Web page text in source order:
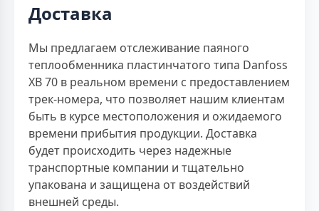
Доставка
Мы предлагаем отслеживание паяного
теплообменника пластинчатого типа Danfoss
XB 70 в реальном времени с предоставлением
трек-номера, что позволяет нашим клиентам
быть в курсе местоположения и ожидаемого
времени прибытия продукции. Доставка
будет происходить через надежные
транспортные компании и тщательно
упакована и защищена от воздействий
внешней среды.